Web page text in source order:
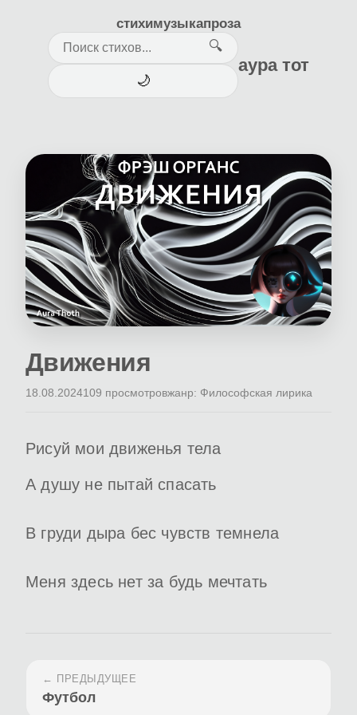
стихимузыкапроза
🔍
🌙
аура тот
Движения
18.08.2024109 просмотровжанр: Философская лирика
Рисуй мои движенья тела
А душу не пытай спасать
В груди дыра бес чувств темнела
Меня здесь нет за будь мечтать
← ПРЕДЫДУЩЕЕ
Футбол